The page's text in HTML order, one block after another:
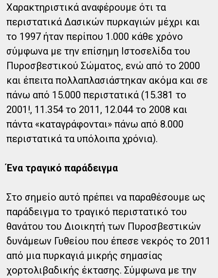
Χαρακτηριστικά αναφέρουμε ότι τα
περιστατικά Δασικών πυρκαγιών μέχρι και
το 1997 ήταν περίπου 1.000 κάθε χρόνο
σύμφωνα με την επίσημη Ιστοσελίδα του
Πυροσβεστικού Σώματος, ενώ από το 2000
και έπειτα πολλαπλασιάστηκαν ακόμα και σε
πάνω από 15.000 περιστατικά (15.381 το
2001!, 11.354 το 2011, 12.044 το 2008 και
πάντα «καταγράφονται» πάνω από 8.000
περιστατικά τα υπόλοιπα χρόνια).
Ένα τραγικό παράδειγμα
Στο σημείο αυτό πρέπει να παραθέσουμε ως
παράδειγμα το τραγικό περιστατικό του
θανάτου του Διοικητή των Πυροσβεστικών
δυνάμεων Γυθείου που έπεσε νεκρός το 2011
από μια πυρκαγιά μικρής σημασίας
χορτολιβαδικής έκτασης. Σύμφωνα με την